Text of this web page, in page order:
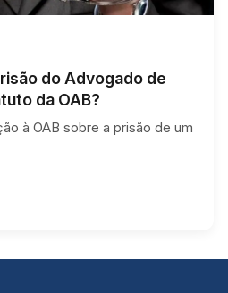
do Advogado de
da OAB?
à OAB sobre a prisão de um